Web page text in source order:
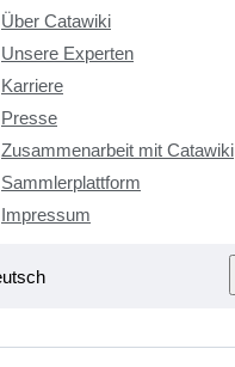
Über Catawiki
Unsere Experten
Karriere
Presse
Zusammenarbeit mit Catawiki
Sammlerplattform
Impressum